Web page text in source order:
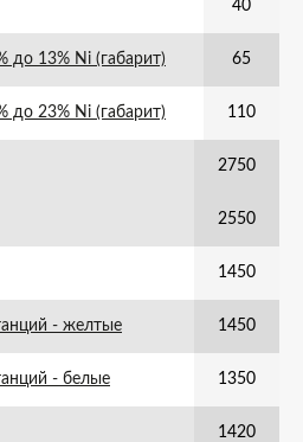
40
до 13% Ni (габарит) 65
до 23% Ni (габарит) 110
2750
2550
1450
- желтые 1450
- белые 1350
1420